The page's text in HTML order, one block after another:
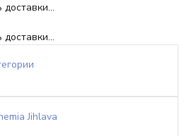
Jihlava